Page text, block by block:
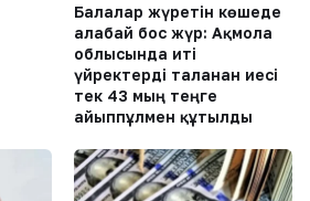
Балалар жүретін көшеде
алабай бос жүр: Ақмола
облысында иті
үйректерді таланған иесі
тек 43 мың теңге
айыппұлмен құтылды